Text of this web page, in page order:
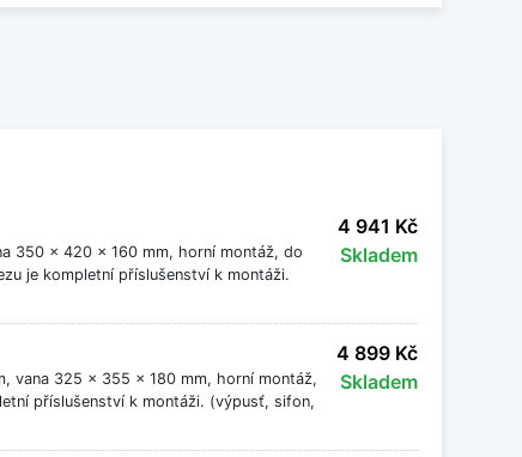
350 x 420 x 160 mm, horní montáž, do
je kompletní příslušenství k montáži.
4 941 Kč
Skladem
vana 325 x 355 x 180 mm, horní montáž,
příslušenství k montáži. (výpusť, sifon,
4 899 Kč
Skladem